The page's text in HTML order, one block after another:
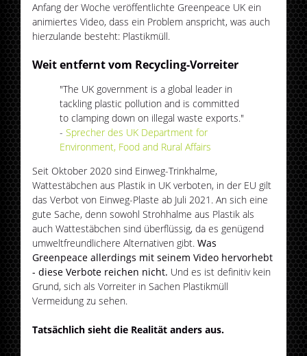
Anfang der Woche veröffentlichte Greenpeace UK ein
animiertes Video, dass ein Problem anspricht, was auch
hierzulande besteht: Plastikmüll.
Weit entfernt vom Recycling-Vorreiter
"The UK government is a global leader in
tackling plastic pollution and is committed
to clamping down on illegal waste exports."
-Sprecher des UK Department for
Environment, Food and Rural Affairs
Seit Oktober 2020 sind Einweg-Trinkhalme,
Wattestäbchen aus Plastik in UK verboten, in der EU gilt
das Verbot von Einweg-Plaste ab Juli 2021. An sich eine
gute Sache, denn sowohl Strohhalme aus Plastik als
auch Wattestäbchen sind überflüssig, da es genügend
umweltfreundlichere Alternativen gibt.Was
Greenpeace allerdings mit seinem Video hervorhebt
- diese Verbote reichen nicht. Und es ist definitiv kein
Grund, sich als Vorreiter in Sachen Plastikmüll
Vermeidung zu sehen.
Tatsächlich sieht die Realität anders aus.